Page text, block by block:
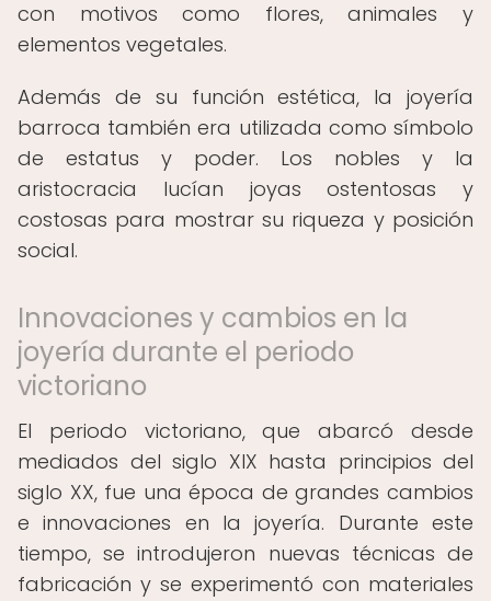
con motivos como flores, animales y
elementos vegetales.
Además de su función estética, la joyería
barroca también era utilizada como símbolo
de estatus y poder. Los nobles y la
aristocracia lucían joyas ostentosas y
costosas para mostrar su riqueza y posición
social.
Innovaciones y cambios en la
joyería durante el periodo
victoriano
El periodo victoriano, que abarcó desde
mediados del siglo XIX hasta principios del
siglo XX, fue una época de grandes cambios
e innovaciones en la joyería. Durante este
tiempo, se introdujeron nuevas técnicas de
fabricación y se experimentó con materiales